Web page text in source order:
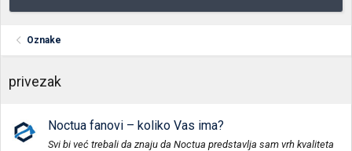
Oznake
privezak
Noctua fanovi – koliko Vas ima?
Svi bi već trebali da znaju da Noctua predstavlja sam vrh kvaliteta